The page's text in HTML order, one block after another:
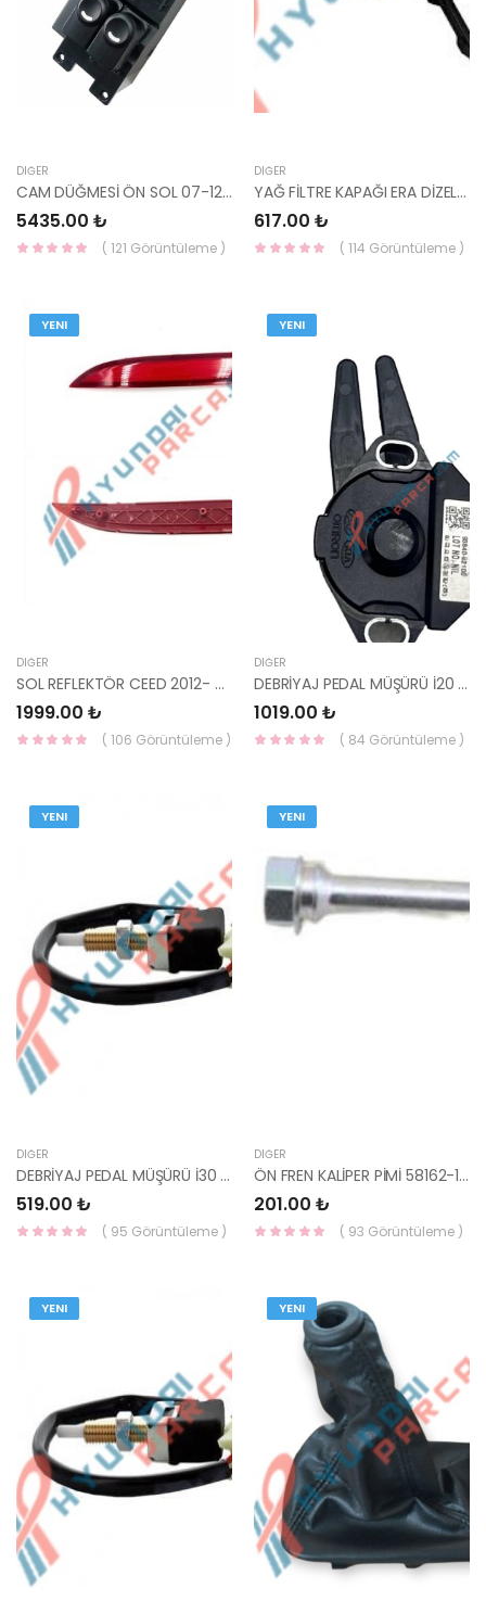
DIĞER
CAM DÜĞMESİ ÖN SOL 07-12 ( DÖRTLÜ ) 93570-2L010-HMC
5435.00 ₺
( 121 Görüntüleme )
DIĞER
YAĞ FİLTRE KAPAĞI ERA DİZEL 06-09 26350-2A000-HMC
617.00 ₺
( 114 Görüntüleme )
YENI
DIĞER
SOL REFLEKTÖR CEED 2012- 92405-A2000-YS
1999.00 ₺
( 106 Görüntüleme )
YENI
DIĞER
DEBRİYAJ PEDAL MÜŞÜRÜ İ20 2014- 93840-B2100 HMC
1019.00 ₺
( 84 Görüntüleme )
YENI
DIĞER
DEBRİYAJ PEDAL MÜŞÜRÜ İ30 / CEED 08- 93840-2H100 HMC
519.00 ₺
( 95 Görüntüleme )
YENI
DIĞER
ÖN FREN KALİPER PİMİ 58162-1H000 HMC
201.00 ₺
( 93 Görüntüleme )
YENI YENI